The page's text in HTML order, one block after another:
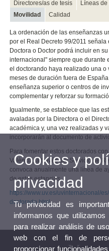
Directores/as de tesis
Líneas de
Movilidad
Calidad
La ordenación de las enseñanzas
por el Real Decreto 99/2011
Doctora o Doctor podrá incluir en
internacional" siempre que durante
el doctorando haya realizado una o
meses de duración fuera de
enseñanza superior o centros de
complementar y reforzar su
Igualmente, se establece que las
avaladas por la Directora o el
académica y, una vez realizadas y
incorporarán al documento de
Para fomentar estos doctorados
València, a través del Servicio de
convoca anualmente una línea de
de estas estancias.
https://www.uv.es/uvinternacional/
doctorado.html
Cookies y
privacidad
Tu privacidad es
informamos que
para realizar análisis de
web con el fin de
proporcionar